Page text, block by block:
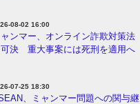
08-02 16:00
ャンマー、オンライン詐欺対策法
可決 重大事案には死刑を適用へ
07-25 18:30
、ミャンマー問題への関与継